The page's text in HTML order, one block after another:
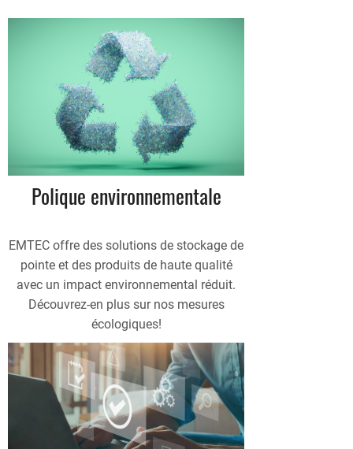
Polique environnementale
EMTEC offre des solutions de stockage de
pointe et des produits de haute qualité
avec un impact environnemental réduit.
Découvrez-en plus sur nos mesures
écologiques!